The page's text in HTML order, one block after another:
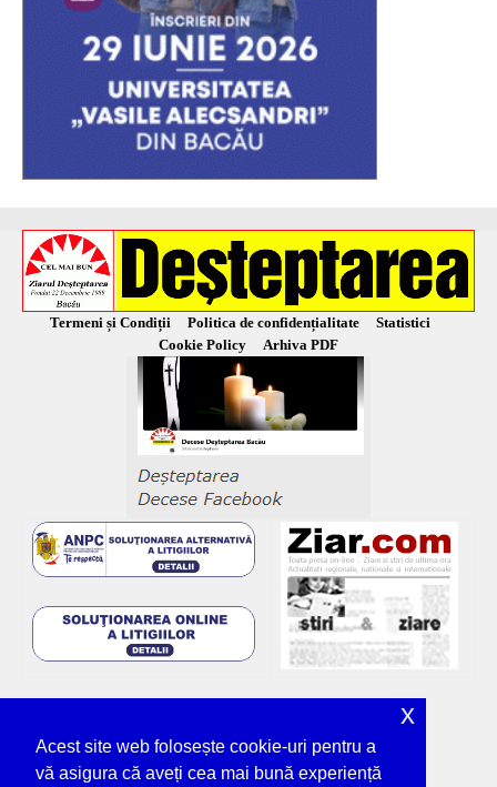
Termeni și Condiții Politica de confidențialitate
Statistici
Cookie Policy
Arhiva PDF
Acest site web folosește cookie-uri pentru a
vă asigura că aveți cea mai bună experiență
x